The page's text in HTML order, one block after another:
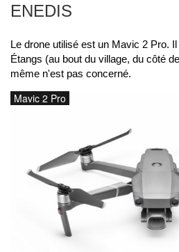
ENEDIS
Le drone utilisé est un Mavic 2 Pro.
Étangs (au bout du village, du côté
même n'est pas concerné.
Mavic 2 Pro